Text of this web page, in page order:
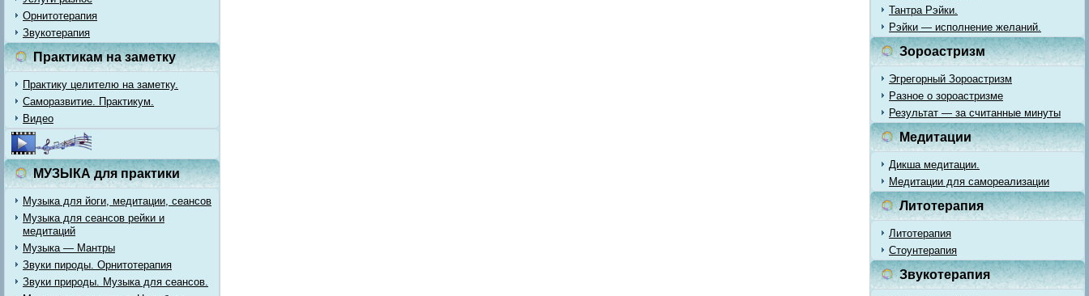
Орнитотерапия
Звукотерапия
Практикам на заметку
Практику целителю на заметку.
Саморазвитие. Практикум.
Видео
МУЗЫКА для практики
Музыка для йоги, медитации, сеансов
Музыка для сеансов рейки и
медитаций
Музыка — Мантры
Звуки пироды. Орнитотерапия
Звуки природы. Музыка для сеансов.
Тантра Рэйки.
Рэйки — исполнение желаний.
Зороастризм
Эгрегорный Зороастризм
Разное о зороастризме
Результат — за считанные минуты
Медитации
Дикша медитации.
Медитации для самореализации
Литотерапия
Литотерапия
Стоунтерапия
Звукотерапия